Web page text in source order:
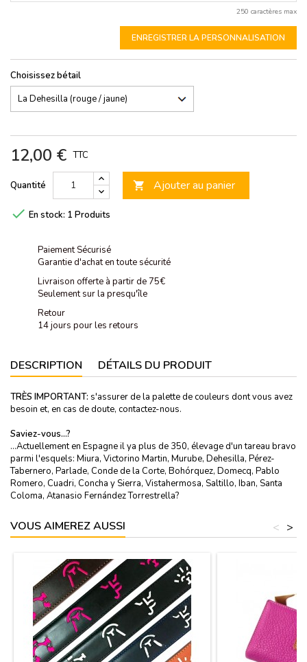
250 caractères max
ENREGISTRER LA PERSONNALISATION
Choisissez bétail
12,00 € TTC
Quantité  Ajouter au panier
 En stock: 1 Produits
Paiement Sécurisé
Garantie d'achat en toute sécurité
Livraison offerte à partir de 75€
Seulement sur la presqu'île
Retour
14 jours pour les retours
DESCRIPTION DÉTAILS DU PRODUIT
TRÈS IMPORTANT: s'assurer de la palette de couleurs dont vous avez
besoin et, en cas de doute, contactez-nous.
Saviez-vous…?
…Actuellement en Espagne il ya plus de 350, élevage d'un tareau bravo
parmi l'esquels: Miura, Victorino Martin, Murube, Dehesilla, Pérez-
Tabernero, Parlade, Conde de la Corte, Bohórquez, Domecq, Pablo
Romero, Cuadri, Concha y Sierra, Vistahermosa, Saltillo, Iban, Santa
Coloma, Atanasio Fernández Torrestrella?
VOUS AIMEREZ AUSSI >
<